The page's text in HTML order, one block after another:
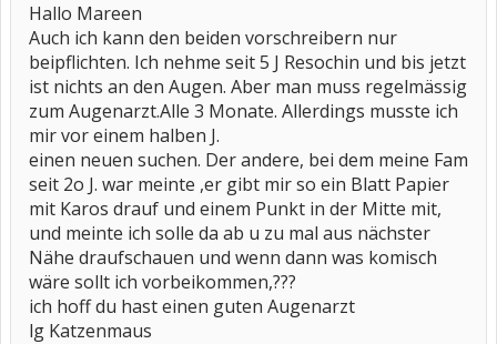
Hallo Mareen
Auch ich kann den beiden vorschreibern nur
beipflichten. Ich nehme seit 5 J Resochin und bis jetzt
ist nichts an den Augen. Aber man muss regelmässig
zum Augenarzt.Alle 3 Monate. Allerdings musste ich
mir vor einem halben J.
einen neuen suchen. Der andere, bei dem meine Fam
seit 2o J. war meinte ,er gibt mir so ein Blatt Papier
mit Karos drauf und einem Punkt in der Mitte mit,
und meinte ich solle da ab u zu mal aus nächster
Nähe draufschauen und wenn dann was komisch
wäre sollt ich vorbeikommen,???
ich hoff du hast einen guten Augenarzt
lg Katzenmaus